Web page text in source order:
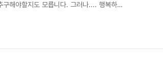
해야할지도 모릅니다. 그러나.... 행복하려